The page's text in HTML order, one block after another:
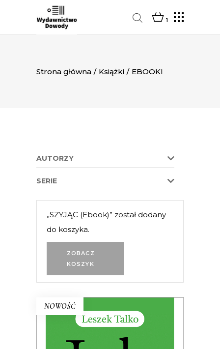
1
Strona główna / Książki / EBOOKI
AUTORZY
SERIE
ZOBACZ
KOSZYK
„SZYJĄC (Ebook)” został dodany
do koszyka.
NOWOŚĆ